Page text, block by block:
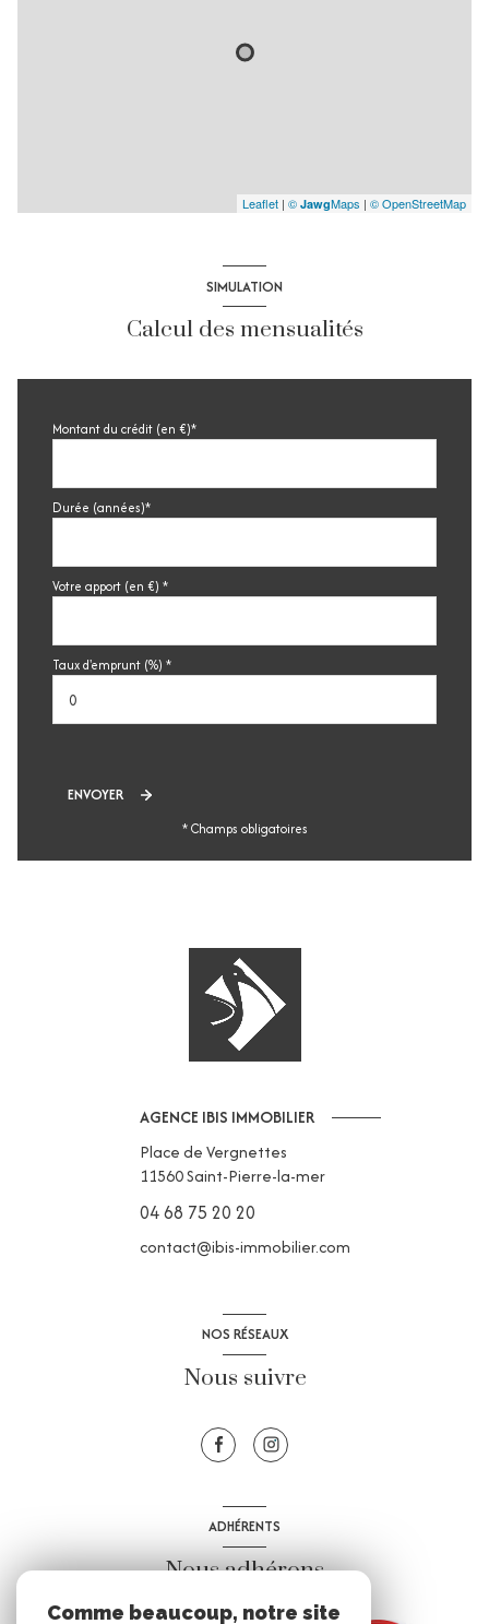
Leaflet | © JawgMaps | © OpenStreetMap
SIMULATION
Calcul des mensualités
Montant du crédit (en €)*
Durée (années)*
Votre apport (en €) *
Taux d'emprunt (%) *
ENVOYER
* Champs obligatoires
AGENCE IBIS IMMOBILIER
Place de Vergnettes
11560Saint-Pierre-la-mer
04 68 75 20 20
contact@ibis-immobilier.com
NOS RÉSEAUX
Nous suivre
ADHÉRENTS
Nous adhérons
Comme beaucoup, notre site